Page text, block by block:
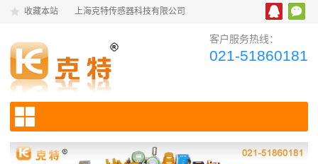
收藏本站 上海克特传感器科技有限公司
客户服务热线：
021-51860181